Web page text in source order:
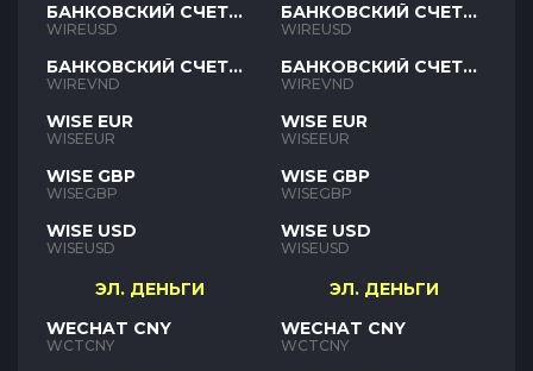
БАНКОВСКИЙ СЧЕТ
USD
WIREUSD
БАНКОВСКИЙ СЧЕТ
VND
WIREVND
WISE EUR
WISEEUR
WISE GBP
WISEGBP
WISE USD
WISEUSD
ЭЛ. ДЕНЬГИ
WECHAT CNY
WCTCNY
БАНКОВСКИЙ СЧЕТ
USD
WIREUSD
БАНКОВСКИЙ СЧЕТ
VND
WIREVND
WISE EUR
WISEEUR
WISE GBP
WISEGBP
WISE USD
WISEUSD
ЭЛ. ДЕНЬГИ
WECHAT CNY
WCTCNY